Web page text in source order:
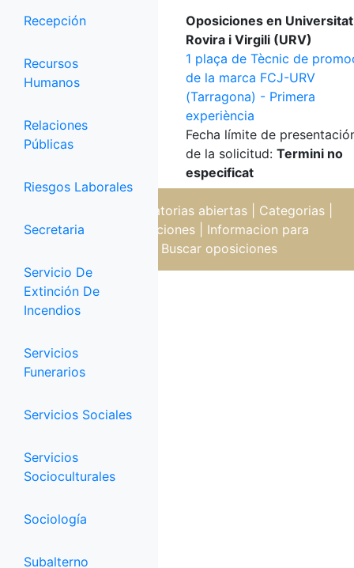
Recepción
Recursos
Humanos
Relaciones
Públicas
Riesgos Laborales
Secretaria
Servicio De
Extinción De
Incendios
Servicios
Funerarios
Servicios Sociales
Servicios
Socioculturales
Sociología
Subalterno
Oposiciones en Universitat
Rovira i Virgili (URV)
1 plaça de Tècnic de
de la marca FCJ-URV
(Tarragona) - Primera
experiència
Fecha límite de
de la solicitud: Termini no
especificat
Convocatorias abiertas Categorias
Temarios de oposiciones| Informacion para
Buscar oposiciones